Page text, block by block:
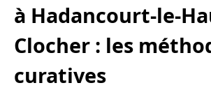
à Hadancourt-le-
Clocher : les
curatives